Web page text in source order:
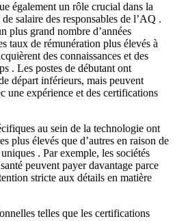
également un rôle crucial dans la
salaire des responsables de l’AQ .
plus grand nombre d’années
taux de rémunération plus élevés à
des connaissances et des
. Les postes de débutant ont
départ inférieurs, mais peuvent
une expérience et des certifications
au sein de la technologie ont
plus élevés que d’autres en raison de
. Par exemple, les sociétés
peuvent payer davantage parce
stricte aux détails en matière
telles que les certifications